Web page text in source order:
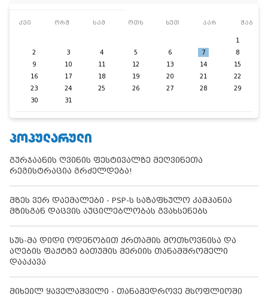
კვი ორშ სამ ოთხ ხუთ პარ შაბ
1
2
3 4 5 6 7
8
9
10 11 12 13 14
15
16
17 18 19 20 21
22
23
24 25 26 27 28
29
30
31
ᲞᲝᲞᲣᲚᲐᲠᲣᲚᲘ
გურჯაანის ღვინის ფესტივალზე მეღვინეთა
რეგისტრაცია გრძელდება!
მზეს ვერ დაემალები - PSP-ს საზაფხულო კამპანია
მზისგან დაცვის აუცილებლობას გვახსენებს
სუს-მა დიდი ოდენობით ქრთამის მოთხოვნისა და
აღების ფაქტზე ბათუმის მერიის თანამშრომელი
დააკავა
მიხეილ ყაველაშვილი - თანამედროვე მსოფლიოში